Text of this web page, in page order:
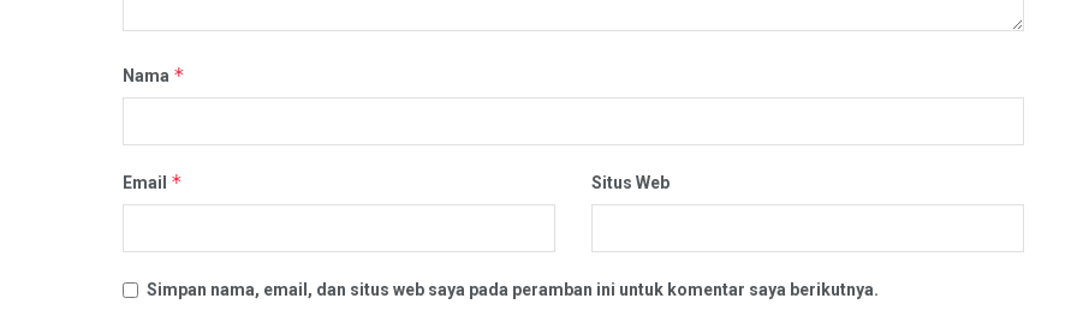
Nama *
Email * Situs Web
Simpan nama, email, dan situs web saya pada peramban ini untuk komentar saya berikutnya.